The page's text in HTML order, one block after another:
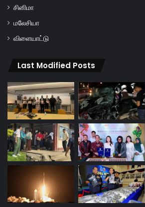
சினிமா
மலேசியா
விளையாட்டு
Last Modified Posts